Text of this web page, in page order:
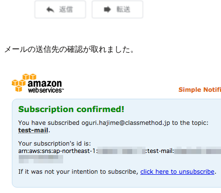
メールの送信先の確認が取れました。